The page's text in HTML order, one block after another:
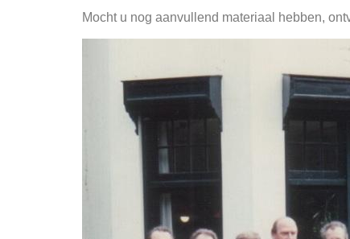
Mocht u nog aanvullend materiaal hebben,